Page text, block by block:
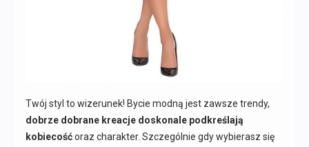
Twój styl to wizerunek! Bycie modną jest zawsze trendy,
dobrze dobrane kreacje doskonale podkreślają
kobiecośćoraz charakter. Szczególnie gdy wybierasz się